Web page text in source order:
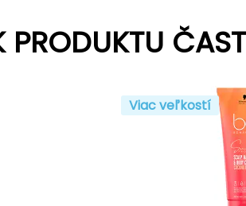
PRODUKTU
Viac veľkostí